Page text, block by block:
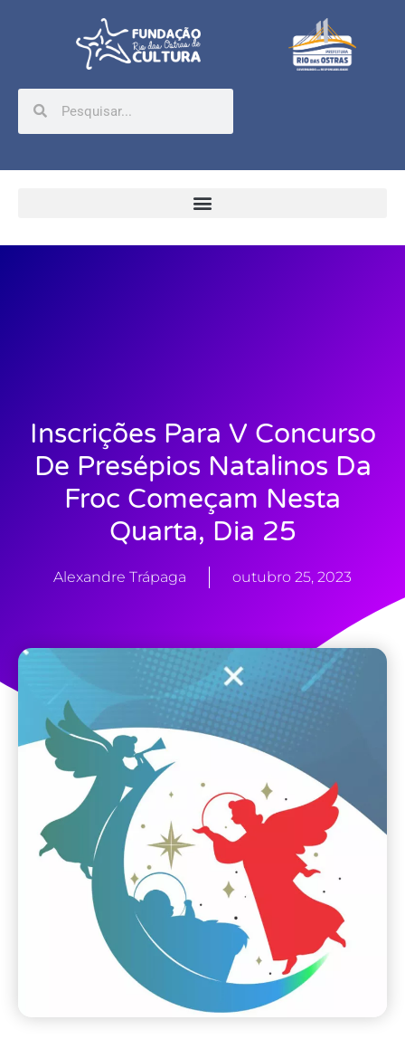
Inscrições Para V Concurso
De Presépios Natalinos Da
Froc Começam Nesta
Quarta, Dia 25
Alexandre Trápaga outubro 25, 2023